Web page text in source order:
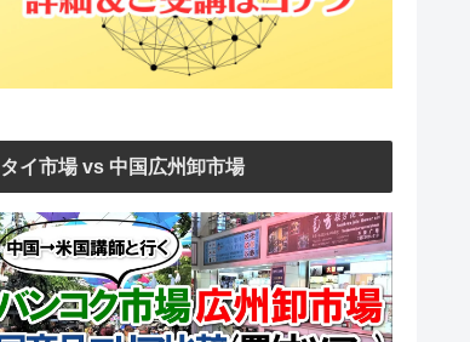
タイ市場 vs 中国広州卸市場